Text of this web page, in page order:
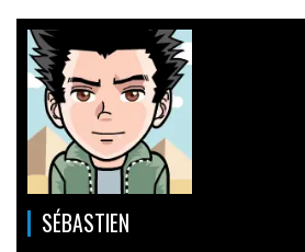
SÉBASTIEN